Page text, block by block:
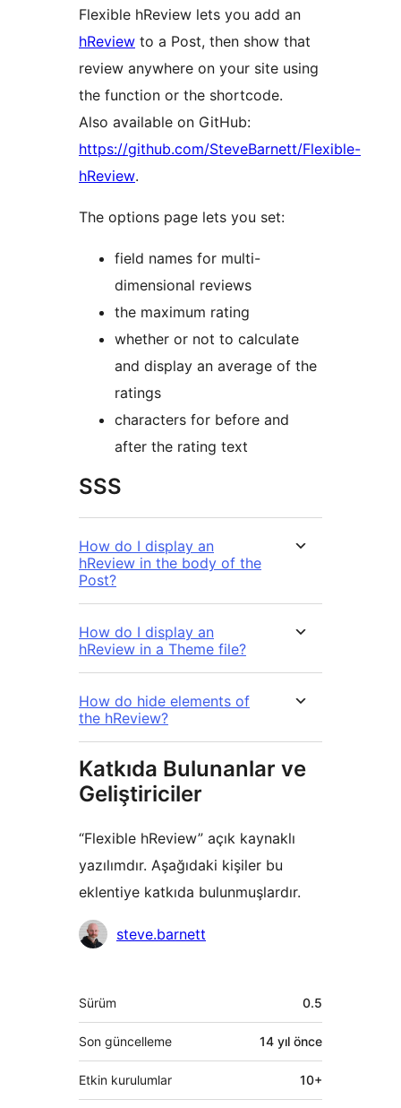
Flexible hReview lets you add an
hReview to a Post, then show that
review anywhere on your site using
the function or the shortcode.
Also available on GitHub:
https://github.com/SteveBarnett/Flexible-
hReview.
The options page lets you set:
field names for multi-
dimensional reviews
the maximum rating
whether or not to calculate
and display an average of the
ratings
characters for before and
after the rating text
SSS
How do I display an
hReview in the body of the
Post?
How do I display an
hReview in a Theme file?
How do hide elements of
the hReview?
Katkıda Bulunanlar ve
Geliştiriciler
“Flexible hReview” açık kaynaklı
yazılımdır. Aşağıdaki kişiler bu
eklentiye katkıda bulunmuşlardır.
Katkıdasteve.barnett
Meta
Sürüm 0.5
Son güncelleme 14 yıl önce
Etkin kurulumlar 10+